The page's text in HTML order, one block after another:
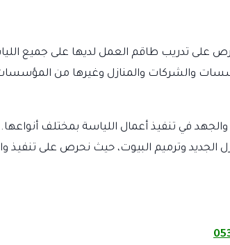
على تدريب طاقم العمل لديها على جميع
والشركات والمنازل وغيرها من المؤسسات
في تنفيذ أعمال اللياسة بمختلف
وترميم البيوت، حيث نحرص على تنفيذ